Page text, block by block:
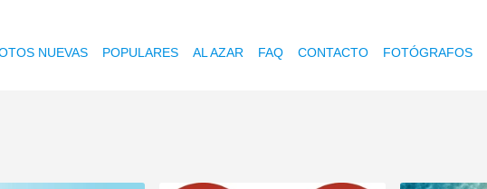
NUEVAS POPULARES AL AZAR FAQ CONTACTO FOTÓGRAFOS